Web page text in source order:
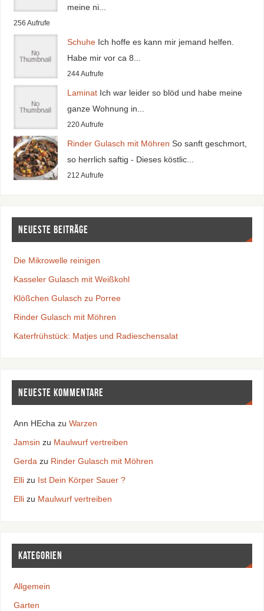
meine ni...
256 Aufrufe
Schuhe Ich hoffe es kann mir jemand helfen.
Habe mir vor ca 8...
244 Aufrufe
Laminat Ich war leider so blöd und habe meine
ganze Wohnung in...
220 Aufrufe
Rinder Gulasch mit Möhren So sanft geschmort,
so herrlich saftig - Dieses köstlic...
212 Aufrufe
Neueste Beiträge
Die Mikrowelle reinigen
Kasseler Gulasch mit Weißkohl
Klößchen Gulasch zu Porree
Rinder Gulasch mit Möhren
Katerfrühstück: Matjes und Radieschensalat
Neueste Kommentare
Ann HEcha zu Warzen
Jamsin zu Maulwurf vertreiben
Gerda zu Rinder Gulasch mit Möhren
Ellizu Ist Dein Körper Sauer ?
Ellizu Maulwurf vertreiben
Kategorien
Allgemein
Garten